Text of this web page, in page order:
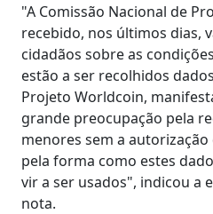
"A Comissão Nacional de
recebido, nos últimos dias,
cidadãos sobre as
estão a ser recolhidos
Projeto Worldcoin,
grande preocupação pela
menores sem a
pela forma como estes
vir a ser usados", indicou a
nota.